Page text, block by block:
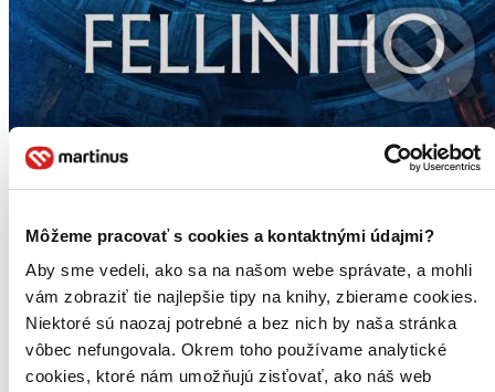
Môžeme pracovať s cookies a kontaktnými údajmi?
Aby sme vedeli, ako sa na našom webe správate, a mohli
vám zobraziť tie najlepšie tipy na knihy, zbierame cookies.
Niektoré sú naozaj potrebné a bez nich by naša stránka
vôbec nefungovala. Okrem toho používame analytické
cookies, ktoré nám umožňujú zisťovať, ako náš web
Káva od Felliniho
vôňopisy. Má najradšej, keď niekam príde a je veľmi príjemne
sklamaný. Často zistí, že to najzaujímavejšie a najlepšie je inde a...
Knihapevná väzba
13,30 €
Tento produkt momentálne nemáme na sklade, ale zvyčajne
vám ho vieme zabezpečiť a odoslať do 1 – 5 dní. A